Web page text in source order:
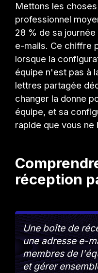
Mettons les
professionnel
28 % de sa
e-mails. Ce chiffre
lorsque la
équipe n'est pas à
lettres partagée
changer la donne
équipe, et sa
rapide que vous ne
réception
Une boîte de
une adresse e-
membres de
et gérer